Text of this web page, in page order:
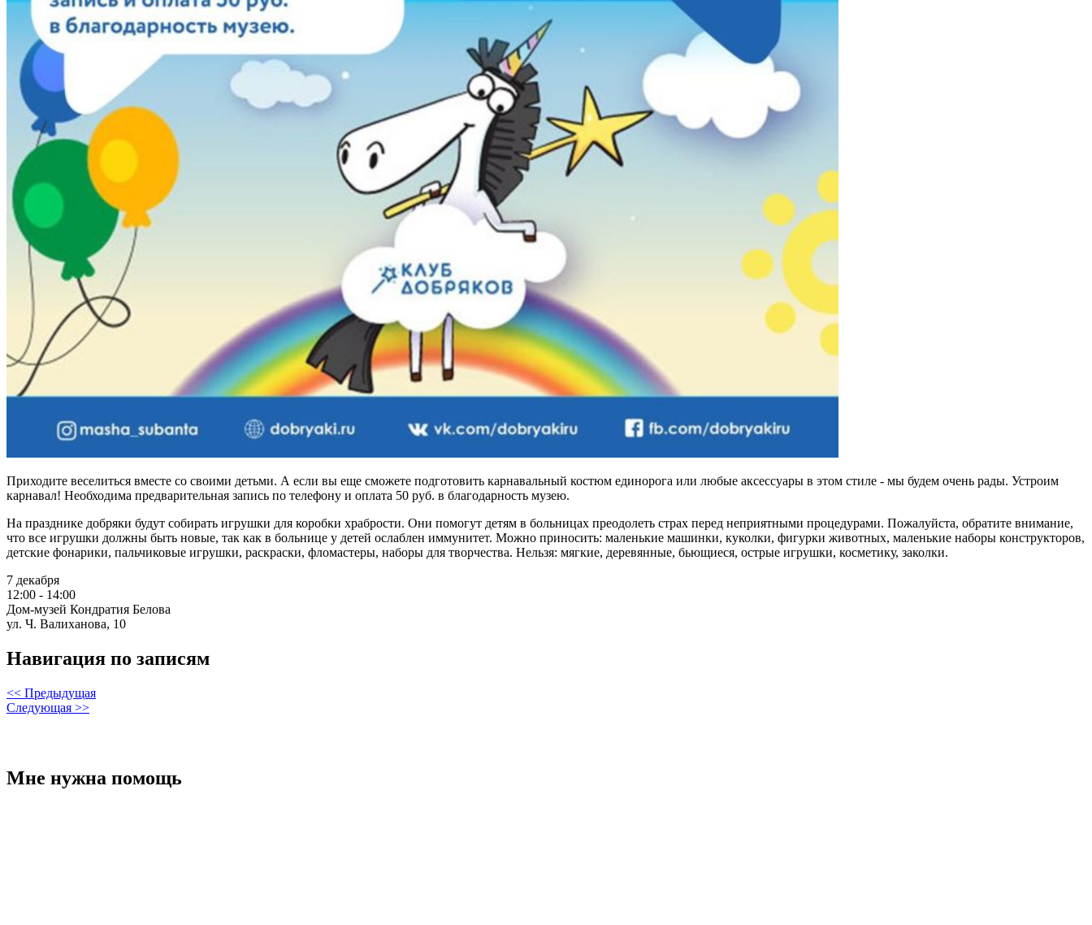
Приходите веселиться вместе со своими детьми. А если вы еще сможете подготовить карнавальный костюм единорога или любые аксессуары в этом стиле - мы будем очень рады. Устроим
карнавал! Необходима предварительная запись по телефону и оплата 50 руб. в благодарность музею.
На празднике добряки будут собирать игрушки для коробки храбрости. Они помогут детям в больницах преодолеть страх перед неприятными процедурами. Пожалуйста, обратите внимание,
что все игрушки должны быть новые, так как в больнице у детей ослаблен иммунитет. Можно приносить: маленькие машинки, куколки, фигурки животных, маленькие наборы конструкторов,
детские фонарики, пальчиковые игрушки, раскраски, фломастеры, наборы для творчества. Нельзя: мягкие, деревянные, бьющиеся, острые игрушки, косметику, заколки.
7 декабря
12:00 - 14:00
Дом-музей Кондратия Белова
ул. Ч. Валиханова, 10
Навигация по записям
<< Предыдущая
Следующая >>
Мне нужна помощь